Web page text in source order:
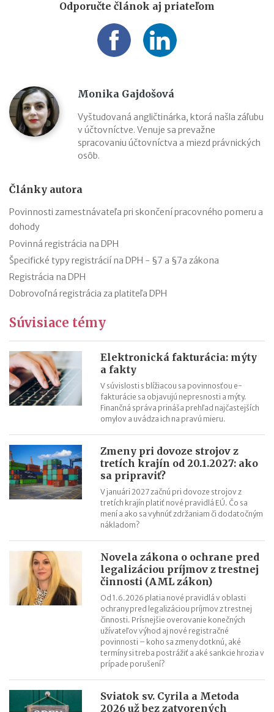
Odporučte článok aj priateľom
Monika Gajdošová
Vyštudovaná angličtinárka, ktorá našla záľubu
v účtovníctve. Venuje sa prevažne
spracovaniu účtovníctva a miezd právnických
osôb.
Články autora
Povinnosti zamestnávateľa pri skončení pracovného pomeru a
dohody
Povinná registrácia na DPH
Špecifické typy registrácií na DPH - §7 a §7a zákona
Registrácia na DPH
Dobrovoľná registrácia za platiteľa DPH
Súvisiace témy
Elektronická fakturácia: mýty
a fakty
V súvislosti s blížiacou sa povinnosťou e-
fakturácie sa objavujú nepresnosti a mýty.
Finančná správa prináša prehľad najčastejších
omylov a uvádza ich na pravú mieru.
Zmeny pri dovoze strojov z
tretích krajín od 20.1.2027: ako
sa pripraviť?
V januári 2027 začnú pri dovoze strojov z
tretích krajín platiť nové pravidlá EÚ. Čo sa
mení a ako sa vyhnúť zdržaniam či dodatočným
nákladom?
Novela zákona o ochrane pred
legalizáciou príjmov z trestnej
činnosti (AML zákon)
Od 1.6.2026 platia nové pravidlá v oblasti
ochrany pred legalizáciou príjmov z trestnej
činnosti. Prísnejšie overovanie konečných
užívateľov výhod aj nové registračné
povinnosti – koho sa zmeny dotknú, aké
termíny si treba postrážiť a aké sankcie hrozia v
prípade porušení?
Sviatok sv. Cyrila a Metoda
2026 už bez zatvorených